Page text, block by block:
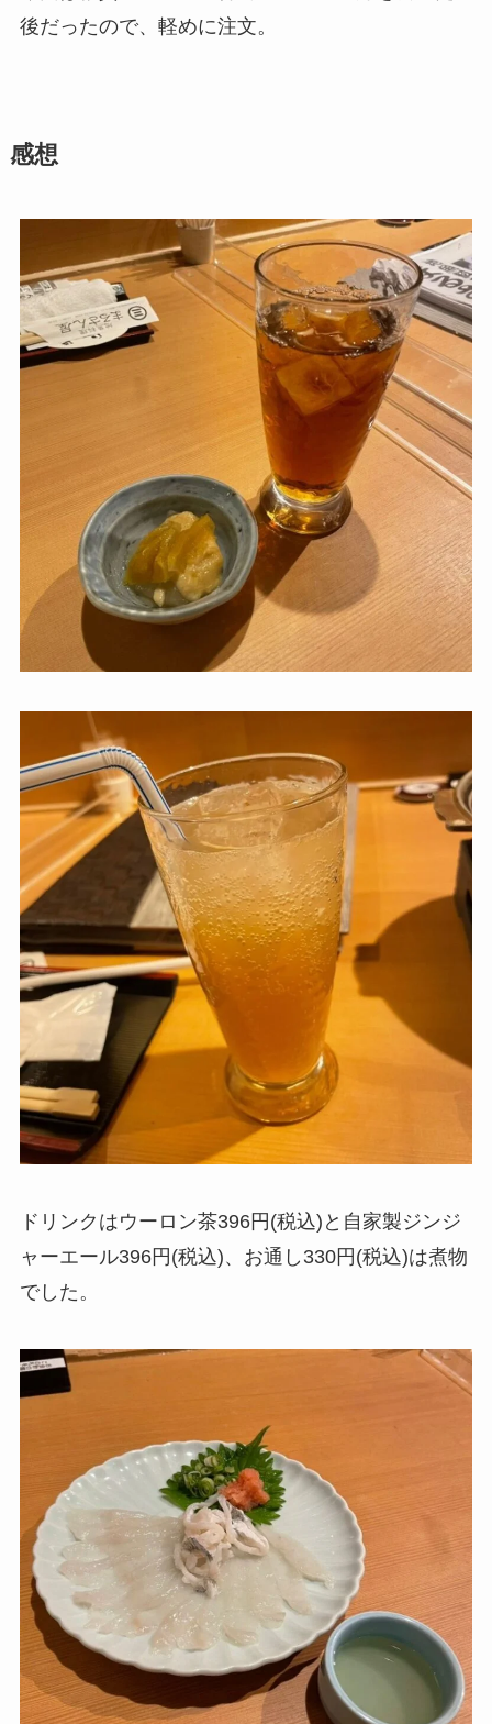
後だったので、軽めに注文。
感想
ドリンクはウーロン茶396円(税込)と自家製ジンジ
ャーエール396円(税込)、お通し330円(税込)は煮物
でした。